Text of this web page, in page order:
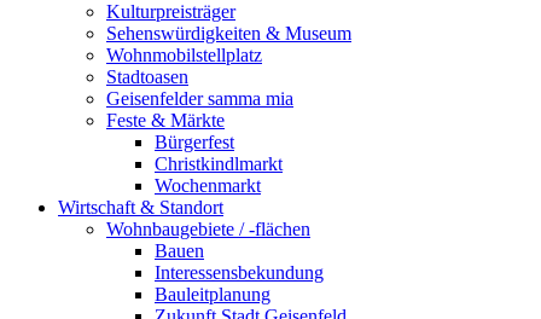
Kulturpreisträger
Sehenswürdigkeiten & Museum
Wohnmobilstellplatz
Stadtoasen
Geisenfelder samma mia
Feste & Märkte
Bürgerfest
Christkindlmarkt
Wochenmarkt
Wirtschaft & Standort
Wohnbaugebiete / -flächen
Bauen
Interessensbekundung
Bauleitplanung